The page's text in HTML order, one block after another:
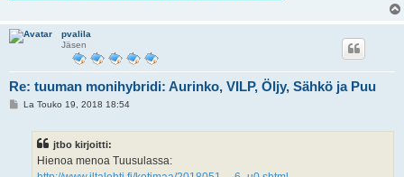
pvalila
Jäsen
Re: tuuman monihybridi: Aurinko, VILP, Öljy, Sähkö ja Puu
VLa Touko 19, 2018 18:54
jtbo kirjoitti:
Hienoa menoa Tuusulassa: